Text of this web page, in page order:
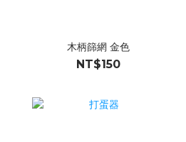
木柄篩網 金色
NT$150